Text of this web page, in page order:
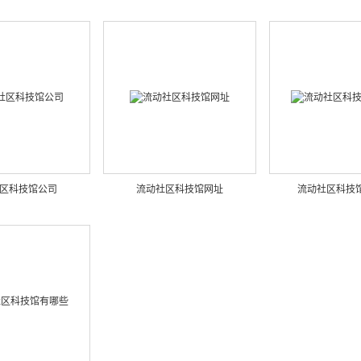
科技馆公司 流动社区科技馆网址 流动社区科技